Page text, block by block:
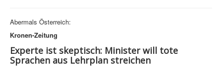
Abermals Österreich:
Kronen-Zeitung
Experte ist skeptisch: Minister will tote
Sprachen aus Lehrplan streichen